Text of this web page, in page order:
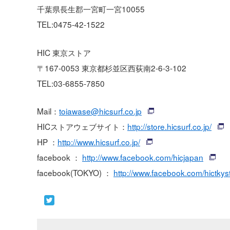
千葉県長生郡一宮町一宮10055
TEL:0475-42-1522
HIC 東京ストア
〒167-0053 東京都杉並区西荻南2-6-3-102
TEL:03-6855-7850
Mail： toiawase@hicsurf.co.jp
HICストアウェブサイト： http://store.hicsurf.co.jp/
HP ： http://www.hicsurf.co.jp/
facebook ： http://www.facebook.com/hicjapan
facebook(TOKYO) ： http://www.facebook.com/